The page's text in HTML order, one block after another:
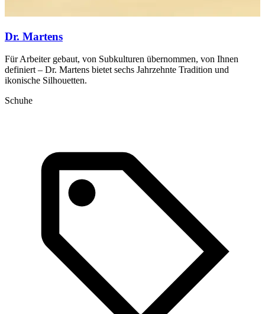
Dr. Martens
Für Arbeiter gebaut, von Subkulturen übernommen, von Ihnen
definiert – Dr. Martens bietet sechs Jahrzehnte Tradition und
ikonische Silhouetten.
Schuhe